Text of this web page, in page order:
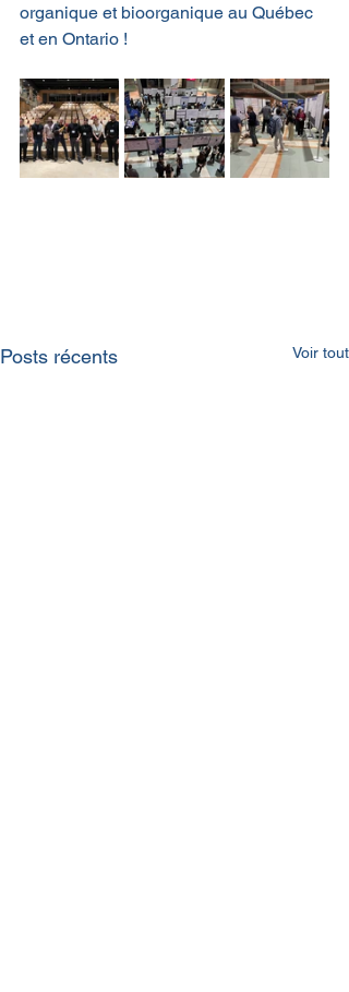
organique et bioorganique au Québec
et en Ontario !
Posts récents Voir tout